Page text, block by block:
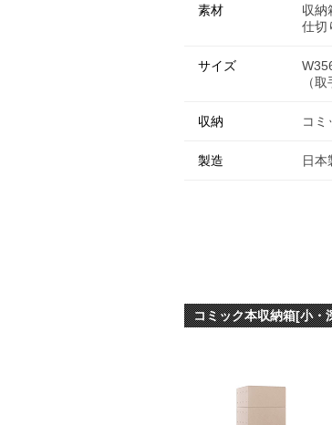
素材
収納
仕切
サイズ
（
収納 コミ
製造 日本
コミック本収納箱[小・